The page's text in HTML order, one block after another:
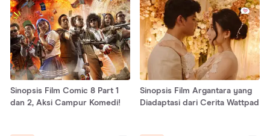
Sinopsis Film Comic 8 Part 1
dan 2, Aksi Campur Komedi!
Sinopsis Film Argantara yang
Diadaptasi dari Cerita Wattpad